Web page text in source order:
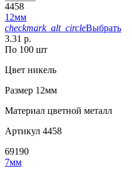
4458
12мм
checkmark_alt_circleВыбрать
3.31 р.
По 100 шт
Цвет никель
Размер 12мм
Материал цветной металл
Артикул 4458
69190
7мм